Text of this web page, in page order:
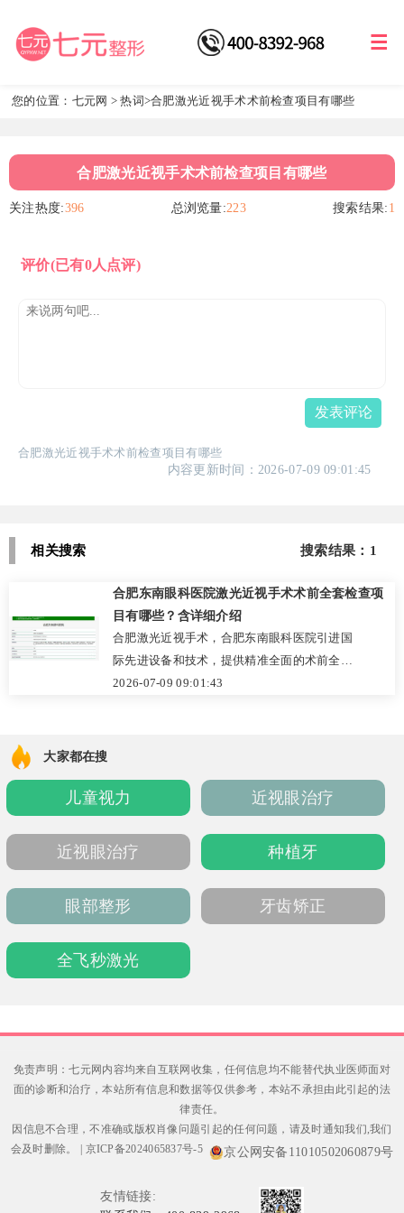
您的位置： 七元网 >热词 >合肥激光近视手术术前检查项目有哪些
合肥激光近视手术术前检查项目有哪些
关注热度:396 总浏览量:223 搜索结果: 1
评价(已有0人点评)
发表评论
合肥激光近视手术术前检查项目有哪些
内容更新时间：2026-07-09 09:01:45
相关搜索 搜索结果：1
合肥东南眼科医院激光近视手术术前全套检查项
目有哪些？含详细介绍
合肥激光近视手术，合肥东南眼科医院引进国
际先进设备和技术，提供精准全面的术前全套
检查。保障手术安全有效，为患者定制个性化
2026-07-09 09:01:43
大家都在搜
儿童视力 近视眼治疗
近视眼治疗 种植牙
眼部整形 牙齿矫正
全飞秒激光
免责声明：七元网内容均来自互联网收集，任何信息均不能替代执业医师面对
面的诊断和治疗，本站所有信息和数据等仅供参考，本站不承担由此引起的法
律责任。
因信息不合理，不准确或版权肖像问题引起的任何问题，请及时通知我们,我们
会及时删除。
京ICP备2024065837号-5 京公网安备11010502060879号
友情链接: